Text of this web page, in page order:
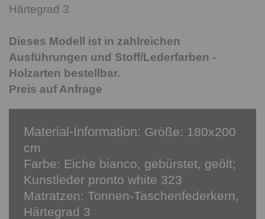
Härtegrad 3
Dieses Modell ist in zahlreichen
Ausführungen und Stoff/Lederfarben -
Holzarten bestellbar.
Preis auf Anfrage
Material-Information: Größe: 180x200
cm
Farbe: Eiche bianco, gebürstet, geölt;
Kunstleder pronto white 323
Matratzen: Tonnen-Taschenfederkern,
Härtegrad 3